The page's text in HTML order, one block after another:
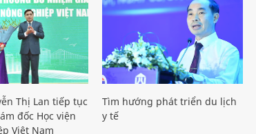
Thị Lan tiếp tục
đốc Học viện
Việt Nam
Tìm hướng phát triển du lịch
y tế